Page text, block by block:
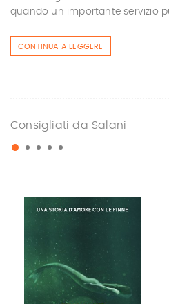
quando un importante servizio
CONTINUA A LEGGERE
Consigliati da Salani